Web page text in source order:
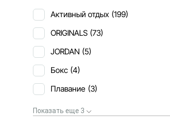
Активный отдых (199)
ORIGINALS (73)
JORDAN (5)
Бокс (4)
Плавание (3)
Показать еще 3